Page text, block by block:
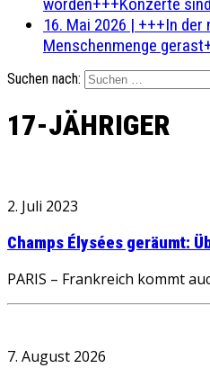
16. Mai 2026 | +++In der
Menschenmenge
Suchen nach:
17-JÄHRIGER
2. Juli 2023
Champs Élysées geräumt:
PARIS – Frankreich kommt
7. August 2026